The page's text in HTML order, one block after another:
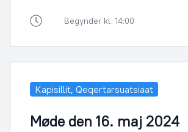
Begynder kl. 14:00
Kapisillit, Qeqertarsuatsiaat
Møde den 16. maj 2024